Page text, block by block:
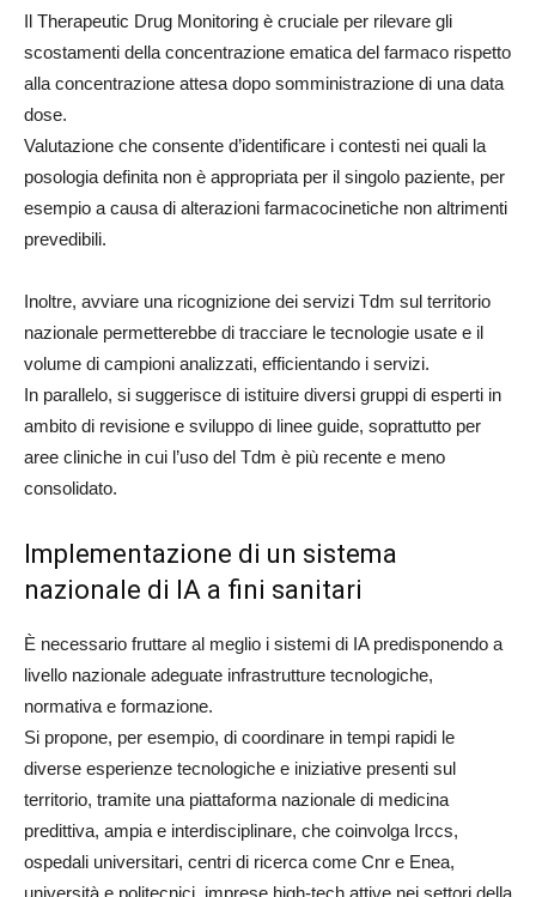
Il Therapeutic Drug Monitoring è cruciale per rilevare gli
scostamenti della concentrazione ematica del farmaco rispetto
alla concentrazione attesa dopo somministrazione di una data
dose.
Valutazione che consente d’identificare i contesti nei quali la
posologia definita non è appropriata per il singolo paziente, per
esempio a causa di alterazioni farmacocinetiche non altrimenti
prevedibili.
Inoltre, avviare una ricognizione dei servizi Tdm sul territorio
nazionale permetterebbe di tracciare le tecnologie usate e il
volume di campioni analizzati, efficientando i servizi.
In parallelo, si suggerisce di istituire diversi gruppi di esperti in
ambito di revisione e sviluppo di linee guide, soprattutto per
aree cliniche in cui l’uso del Tdm è più recente e meno
consolidato.
Implementazione di un sistema
nazionale di IA a fini sanitari
È necessario fruttare al meglio i sistemi di IA predisponendo a
livello nazionale adeguate infrastrutture tecnologiche,
normativa e formazione.
Si propone, per esempio, di coordinare in tempi rapidi le
diverse esperienze tecnologiche e iniziative presenti sul
territorio, tramite una piattaforma nazionale di medicina
predittiva, ampia e interdisciplinare, che coinvolga Irccs,
ospedali universitari, centri di ricerca come Cnr e Enea,
università e politecnici, imprese high-tech attive nei settori della